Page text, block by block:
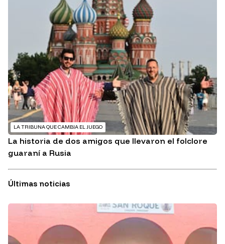
LA TRIBUNA QUE CAMBIA EL JUEGO
La historia de dos amigos que llevaron el folclore
guaraní a Rusia
Últimas noticias